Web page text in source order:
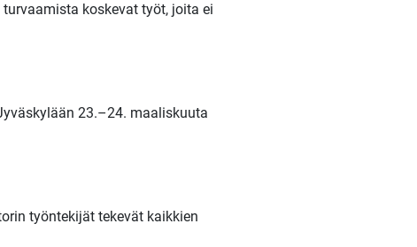
koskevat työt, joita ei
23.–24. maaliskuuta
työntekijät tekevät kaikkien